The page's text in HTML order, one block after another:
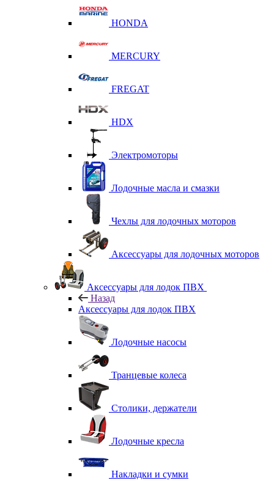
HONDA
MERCURY
FREGAT
HDX
Электромоторы
Лодочные масла и смазки
Чехлы для лодочных моторов
Аксессуары для лодочных моторов
Аксессуары для лодок ПВХ
Назад
Аксессуары для лодок ПВХ
Лодочные насосы
Транцевые колеса
Столики, держатели
Лодочные кресла
Накладки и сумки